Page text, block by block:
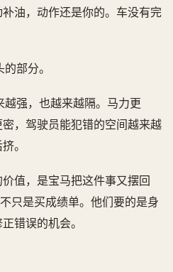
油，动作还是你的。车没有完
部分。
强，也越来越隔。马力更
，驾驶员能犯错的空间越来越
。
值，是宝马把这件事又摆回
只是买成绩单。他们要的是身
错误的机会。